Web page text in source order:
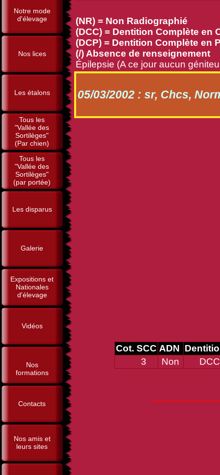
Notre mode
d'élevage
Nos lices
Les étalons
Tous les
"Vallée des
Sortilèges"
(Par chien)
Tous les
"Vallée des
Sortilèges"
(par portée)
Les disparus
Galerie
Expositions et
Nationales
d'élevage
Vidéos
Nos
formations
Contacts
Nos amis et
leurs sites
(NR) = Non Radiographié
(DCC) = Dentition Complète en
(DCP) = Dentition Complète en
(/) Absence de renseignement
Épilepsie (A ce jour aucun
05/03/2002 : sr, Chcs,
Cot. SCC ADN
3
Non DCC